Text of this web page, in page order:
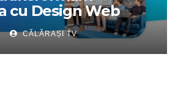
cu Design Web
– Partenerul tău
încredere
CĂLĂRAȘI TV